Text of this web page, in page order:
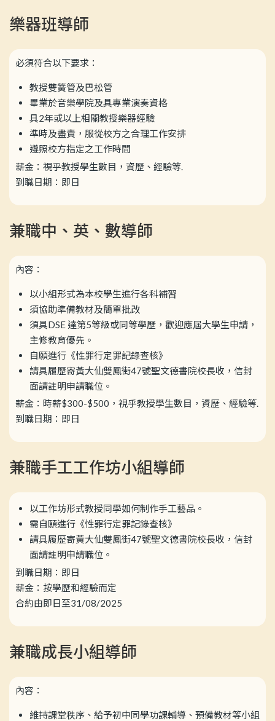
樂器班導師
必須符合以下要求：
教授雙簧管及巴松管
畢業於音樂學院及具專業演奏資格
具2年或以上相關教授樂器經驗
準時及盡責，服從校方之合理工作安排
遵照校方指定之工作時間
薪金：視乎教授學生數目，資歷、經驗等.
到職日期：即日
兼職中、英、數導師
內容：
以小組形式為本校學生進行各科補習
須協助準備教材及簡單批改
須具DSE 達第5等級或同等學歷，歡迎應屆大學生申請，
主修教育優先。
自願進行《性罪行定罪記錄查核》
請具履歷寄黃大仙雙鳳街47號聖文德書院校長收，信封
面請註明申請職位。
薪金：時薪$300-$500，視乎教授學生數目，資歷、經驗等.
到職日期：即日
兼職手工工作坊小組導師
以工作坊形式教授同學如何制作手工藝品。
需自願進行《性罪行定罪記錄查核》
請具履歷寄黃大仙雙鳳街47號聖文德書院校長收，信封
面請註明申請職位。
到職日期：即日
薪金：按學歷和經驗而定
合約由即日至31/08/2025
兼職成長小組導師
內容：
維持課堂秩序、給予初中同學功課輔導、預備教材等小組